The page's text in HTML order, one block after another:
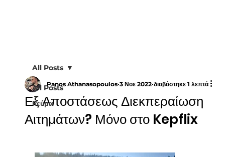
All Posts
Ρεύμα
All Posts
Εξ Αποστάσεως Διεκπεραίωση
Αιτημάτων? Μόνο στο Kepflix
Panos Athanasopoulos 3 Νοε 2022 διαβάστηκε 1 λεπτά